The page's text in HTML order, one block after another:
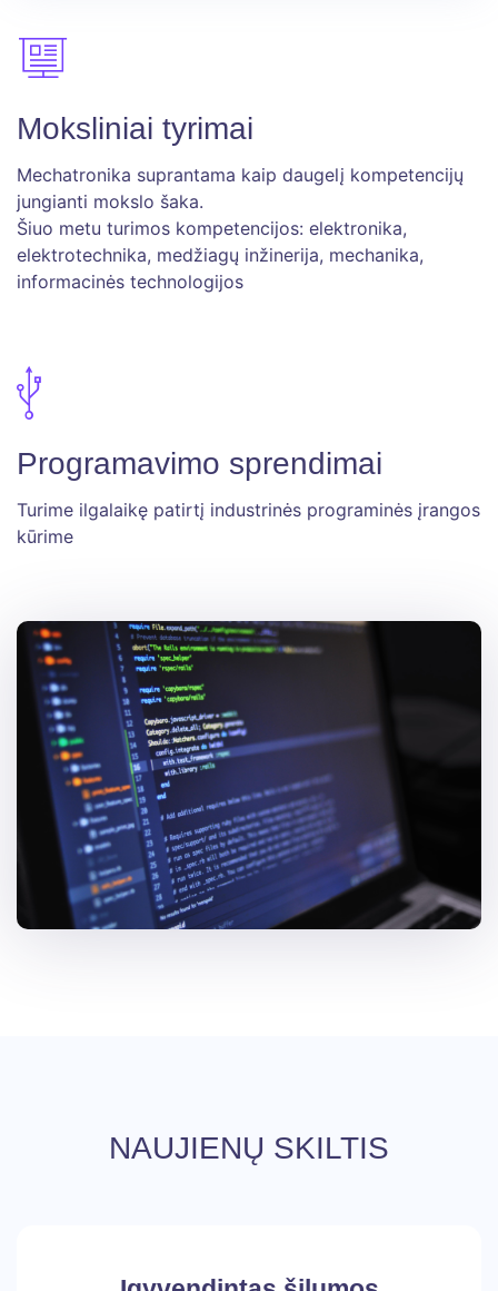
Moksliniai tyrimai
Mechatronika suprantama kaip daugelį kompetencijų
jungianti mokslo šaka.
Šiuo metu turimos kompetencijos: elektronika,
elektrotechnika, medžiagų inžinerija, mechanika,
informacinės technologijos
Programavimo sprendimai
Turime ilgalaikę patirtį industrinės programinės įrangos
kūrime
NAUJIENŲ SKILTIS